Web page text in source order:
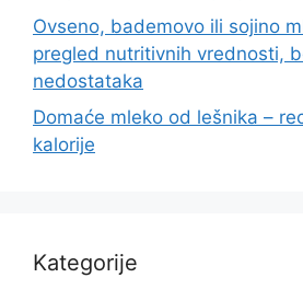
Ovseno, bademovo ili sojino
pregled nutritivnih vrednosti,
nedostataka
Domaće mleko od lešnika –
kalorije
Kategorije